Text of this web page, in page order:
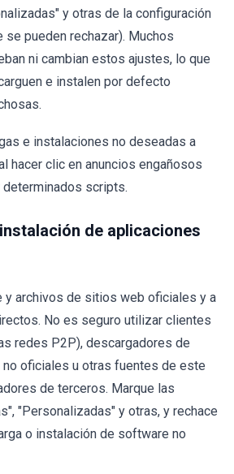
y otras de la configuración
se pueden rechazar). Muchos
ni cambian estos ajustes, lo que
e instalen por defecto
e instalaciones no deseadas a
hacer clic en anuncios engañosos
scripts.
de aplicaciones
y archivos de sitios web oficiales y a
No es seguro utilizar clientes
redes P2P), descargadores de
oficiales u otras fuentes de este
de terceros. Marque las
"Personalizadas" y otras, y rechace
o instalación de software no